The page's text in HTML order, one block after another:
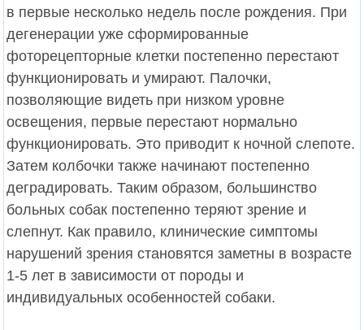
в первые несколько недель после рождения. При
дегенерации уже сформированные
фоторецепторные клетки постепенно перестают
функционировать и умирают. Палочки,
позволяющие видеть при низком уровне
освещения, первые перестают нормально
функционировать. Это приводит к ночной слепоте.
Затем колбочки также начинают постепенно
деградировать. Таким образом, большинство
больных собак постепенно теряют зрение и
слепнут. Как правило, клинические симптомы
нарушений зрения становятся заметны в возрасте
1-5 лет в зависимости от породы и
индивидуальных особенностей собаки.